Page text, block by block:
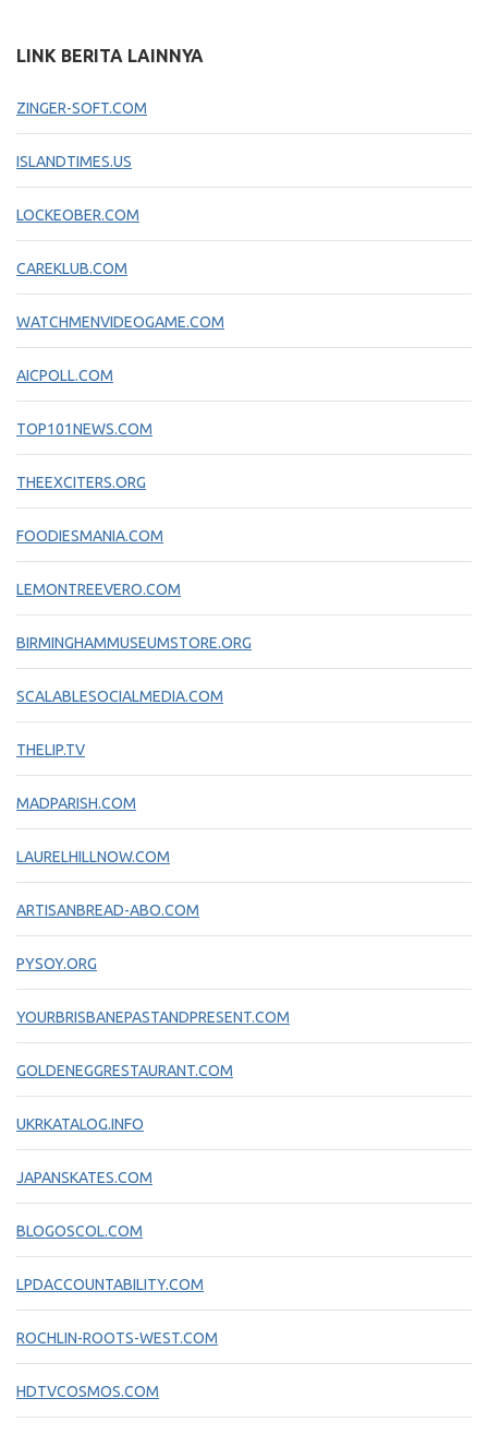
LINK BERITA LAINNYA
ZINGER-SOFT.COM
ISLANDTIMES.US
LOCKEOBER.COM
CAREKLUB.COM
WATCHMENVIDEOGAME.COM
AICPOLL.COM
TOP101NEWS.COM
THEEXCITERS.ORG
FOODIESMANIA.COM
LEMONTREEVERO.COM
BIRMINGHAMMUSEUMSTORE.ORG
SCALABLESOCIALMEDIA.COM
THELIP.TV
MADPARISH.COM
LAURELHILLNOW.COM
ARTISANBREAD-ABO.COM
PYSOY.ORG
YOURBRISBANEPASTANDPRESENT.COM
GOLDENEGGRESTAURANT.COM
UKRKATALOG.INFO
JAPANSKATES.COM
BLOGOSCOL.COM
LPDACCOUNTABILITY.COM
ROCHLIN-ROOTS-WEST.COM
HDTVCOSMOS.COM